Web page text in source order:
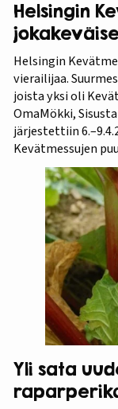
Helsingin
Helsingin
vierailijaa.
joista yksi oli
OmaMökki,
järjestettiin
Kevätmessujen
Kevätpuutarha ja
joka kevät
Kevätpuutarha.
Puutarhaliitto.…
Yli sata